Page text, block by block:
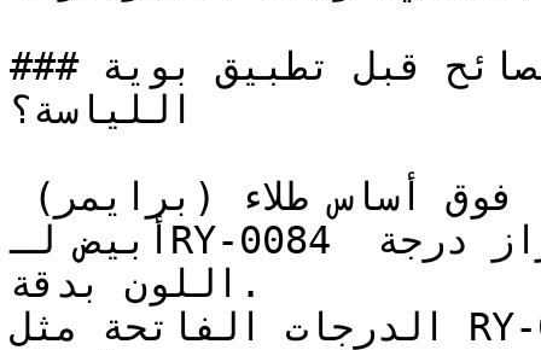
### ما هي أهم النصائح قبل تطبيق بوية RY-0084 على
اللياسة؟
أبيض لـRY-0084 لضمان تغطية متساوية وإبراز درجة
اللون بدقة.
الدرجات الفاتحة مثل RY-0084 تتطلب تجهيزاً سليماً